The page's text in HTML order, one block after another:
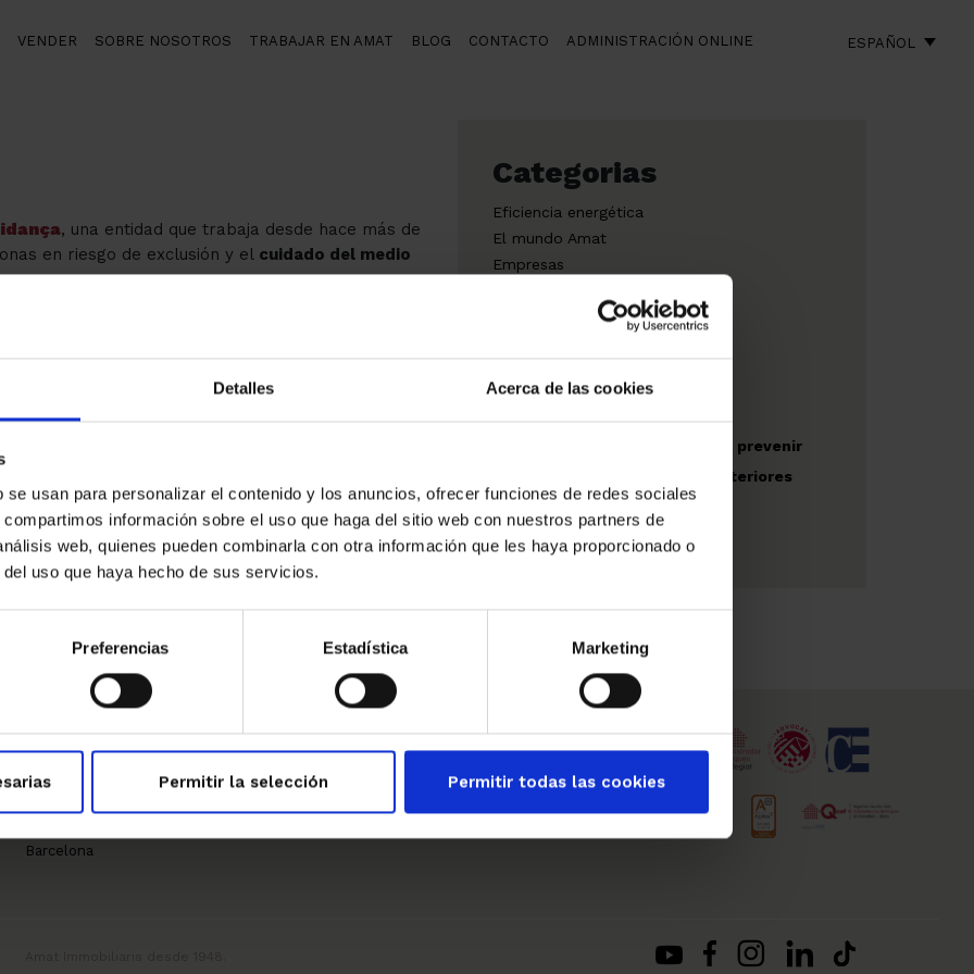
Detalles Acerca de las cookies
usan para personalizar el contenido y los anuncios, ofrecer funciones de redes sociales
información sobre el uso que haga del sitio web con nuestros partners de
web, quienes pueden combinarla con otra información que les haya proporcionado o
uso que haya hecho de sus servicios.
Preferencias Estadística Marketing
Permitir la selección Permitir todas las cookies
VENDER SOBRE NOSOTROS TRABAJAR EN AMAT BLOG CONTACTO ADMINISTRACIÓN ONLINE ESPAÑOL
, una entidad que trabaja desde hace más de
en riesgo de exclusión y el cuidado del medio
de vulnerabilidad, al tiempo que se
a través de campañas de sensibilización.
de segunda mano (de ropa, complementos,
de la entidad y la inserción laboral de
→
Categorias
Eficiencia energética
El mundo Amat
Empresas
Obras nuevas
Recomendaciones para prevenir
riesgos en espacios exteriores
Nuestras oficinas
Sant Just Desvern
Sant Cugat del Vallès
Barcelona
Contáctanos
(+34) 934 803 400
info@amatimmo.cat